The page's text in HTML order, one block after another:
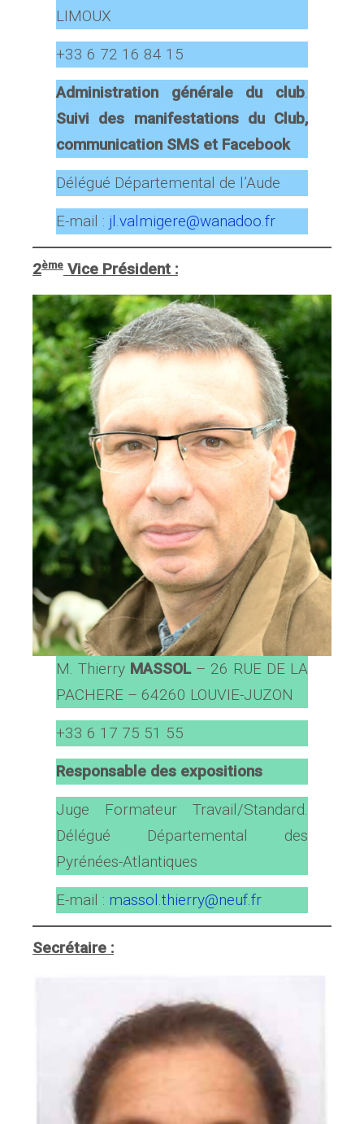
LIMOUX
+33 6 72 16 84 15
Administration générale du club.
Suivi des manifestations du Club,
communication SMS et Facebook
Délégué Départemental de l’Aude
E-mail : jl.valmigere@wanadoo.fr
2ème Vice Président :
M. Thierry MASSOL– 26 RUE DE LA
PACHERE – 64260 LOUVIE-JUZON
+33 6 17 75 51 55
Responsable des expositions
Juge Formateur Travail/Standard.
Délégué Départemental des
Pyrénées-Atlantiques
E-mail : massol.thierry@neuf.fr
Secrétaire :